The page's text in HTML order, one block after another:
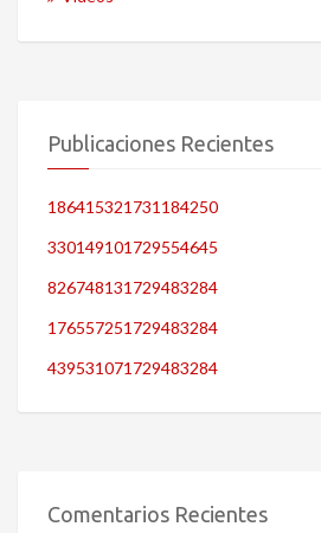
Publicaciones Recientes
186415321731184250
330149101729554645
826748131729483284
176557251729483284
439531071729483284
Comentarios Recientes